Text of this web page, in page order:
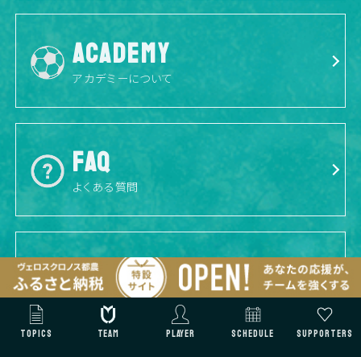
ACADEMY
アカデミーについて
FAQ
よくある質問
CONTACT
お問い合わせ
TOPICS TEAM PLAYER SCHEDULE SUPPORTERS